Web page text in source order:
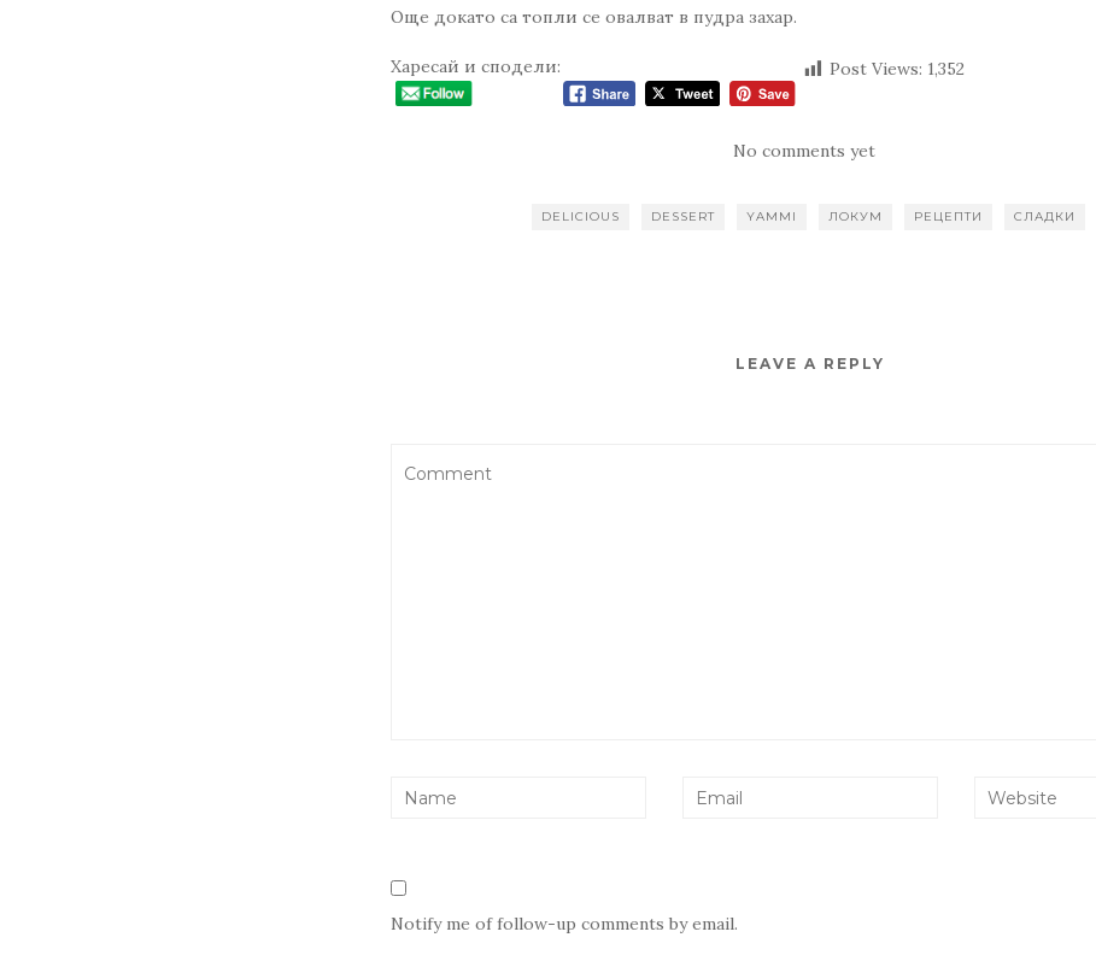
Още докато са топли се овалват в пудра захар.
Харесай и сподели: Post Views: 1,352
No comments yet
DELICIOUS DESSERT YAMMI ЛОКУМ РЕЦЕПТИ СЛАДКИ
LEAVE A REPLY
Notify me of follow-up comments by email.